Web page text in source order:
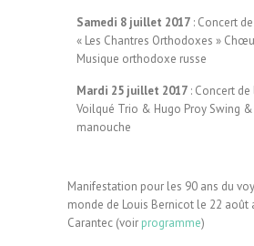
Samedi 8 juillet 2017 : Concert
« Les Chantres Orthodoxes »
Musique orthodoxe russe
Mardi 25 juillet 2017 : Concert de
Voilqué Trio & Hugo Proy Swing &
manouche
Manifestation pour les 90 ans du
monde de Louis Bernicot le 22 août
Carantec (voir programme)